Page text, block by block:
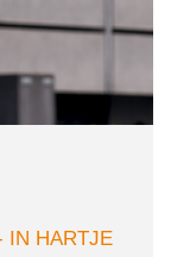
IN HARTJE